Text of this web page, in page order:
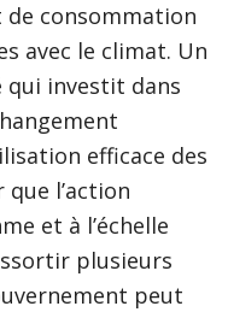
de consommation
avec le climat. Un
qui investit dans
efficace des
l’action
et à l’échelle
plusieurs
peut